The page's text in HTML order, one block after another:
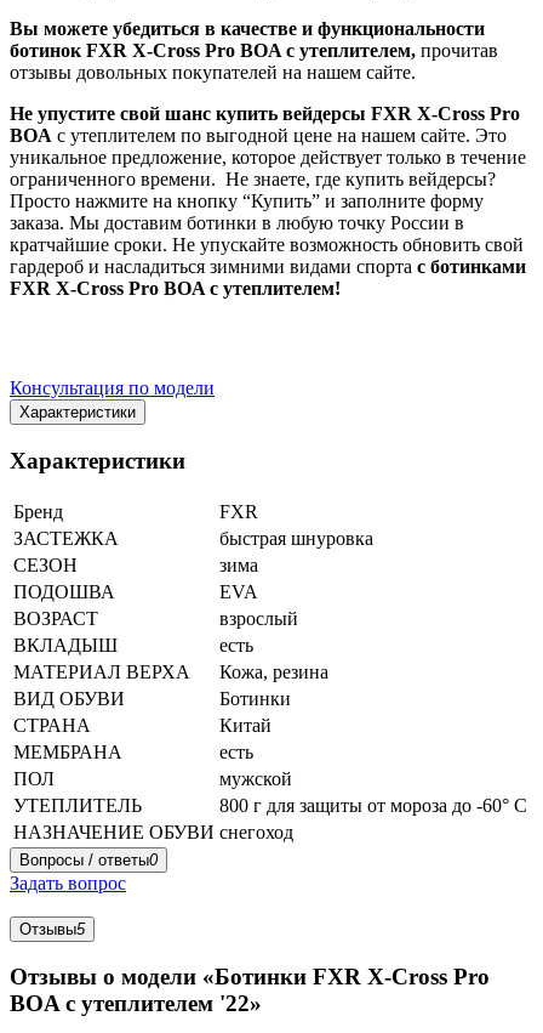
Вы можете убедиться в качестве и функциональности
ботинок FXR X-Cross Pro BOA с утеплителем, прочитав
отзывы довольных покупателей на нашем сайте.
Не упустите свой шанс купить вейдерсы FXR X-Cross Pro
BOA с утеплителем по выгодной цене на нашем сайте. Это
уникальное предложение, которое действует только в течение
ограниченного времени. Не знаете, где купить вейдерсы?
Просто нажмите на кнопку “Купить” и заполните форму
заказа. Мы доставим ботинки в любую точку России в
кратчайшие сроки. Не упускайте возможность обновить свой
гардероб и насладиться зимними видами спорта с ботинками
FXR X-Cross Pro BOA с утеплителем!
Консультация по модели
Характеристики
Характеристики
Бренд
FXR
ЗАСТЕЖКА
быстрая шнуровка
СЕЗОН
зима
ПОДОШВА
EVA
ВОЗРАСТ
взрослый
ВКЛАДЫШ
есть
МАТЕРИАЛ ВЕРХА
Кожа, резина
ВИД ОБУВИ
Ботинки
СТРАНА
Китай
МЕМБРАНА
есть
ПОЛ
мужской
УТЕПЛИТЕЛЬ
800 г для защиты от мороза до -60° C
НАЗНАЧЕНИЕ ОБУВИ снегоход
Вопросы / ответы0
Задать вопрос
Отзывы5
Отзывы о модели «Ботинки FXR X-Cross Pro
BOA с утеплителем '22»